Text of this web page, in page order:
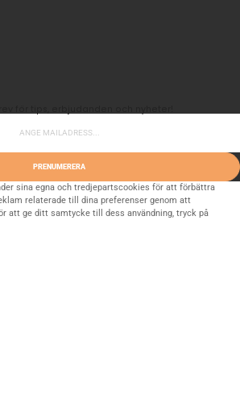
PRENUMERERA
sina egna och tredjepartscookies för att förbättra
relaterade till dina preferenser genom att
att ge ditt samtycke till dess användning, tryck på